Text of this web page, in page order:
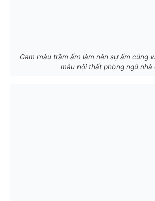
Gam màu trầm ấm làm nên sự ấm cúng
mẫu nội thất phòng ngủ nhà